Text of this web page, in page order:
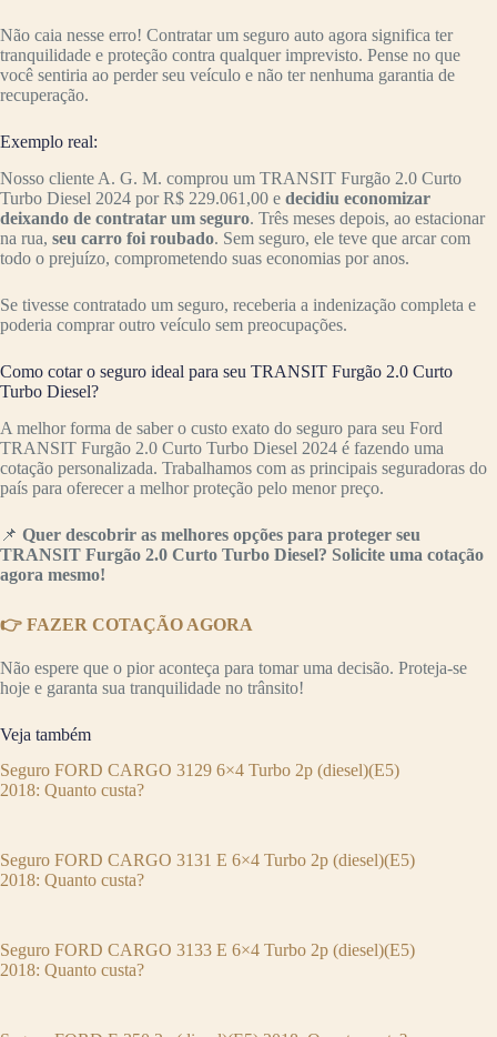
Não caia nesse erro! Contratar um seguro auto agora significa ter
tranquilidade e proteção contra qualquer imprevisto. Pense no que
você sentiria ao perder seu veículo e não ter nenhuma garantia de
recuperação.
Exemplo real:
Nosso cliente A. G. M. comprou um TRANSIT Furgão 2.0 Curto
Turbo Diesel 2024 por R$ 229.061,00 e decidiu economizar
deixando de contratar um seguro. Três meses depois, ao estacionar
na rua, seu carro foi roubado. Sem seguro, ele teve que arcar com
todo o prejuízo, comprometendo suas economias por anos.
Se tivesse contratado um seguro, receberia a indenização completa e
poderia comprar outro veículo sem preocupações.
Como cotar o seguro ideal para seu TRANSIT Furgão 2.0 Curto
Turbo Diesel?
A melhor forma de saber o custo exato do seguro para seu Ford
TRANSIT Furgão 2.0 Curto Turbo Diesel 2024 é fazendo uma
cotação personalizada. Trabalhamos com as principais seguradoras do
país para oferecer a melhor proteção pelo menor preço.
📌 Quer descobrir as melhores opções para proteger seu
TRANSIT Furgão 2.0 Curto Turbo Diesel? Solicite uma cotação
agora mesmo!
👉 FAZER COTAÇÃO AGORA
Não espere que o pior aconteça para tomar uma decisão. Proteja-se
hoje e garanta sua tranquilidade no trânsito!
Veja também
Seguro FORD CARGO 3129 6×4 Turbo 2p (diesel)(E5)
2018: Quanto custa?
Seguro FORD CARGO 3131 E 6×4 Turbo 2p (diesel)(E5)
2018: Quanto custa?
Seguro FORD CARGO 3133 E 6×4 Turbo 2p (diesel)(E5)
2018: Quanto custa?